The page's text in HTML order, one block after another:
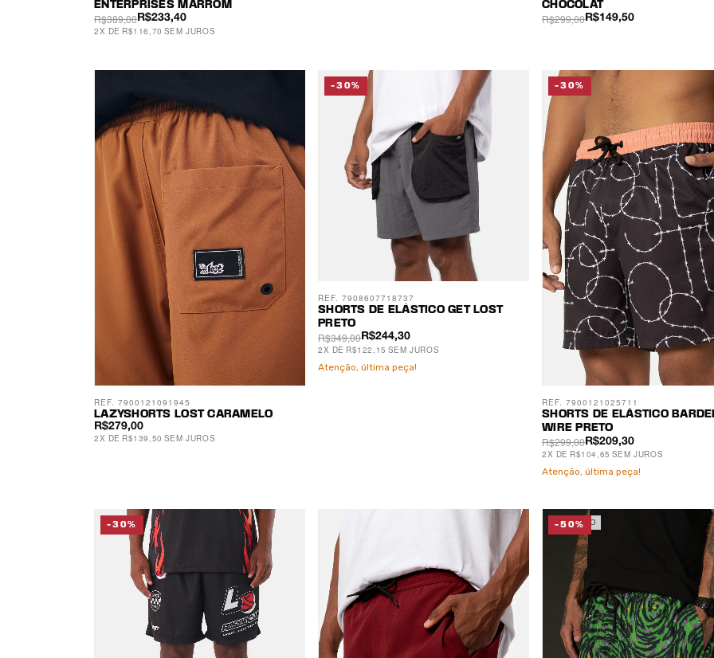
ENTERPRISES MARROM
R$233,40
R$389,00
2X DE R$116,70 SEM JUROS
CHOCOLAT
R$149,50
R$299,00
LAZYSHORTS LOST CARAMELO
R$279,00
2X DE R$139,50 SEM JUROS
REF. 7900121091945
SHORTS DE ELÁSTICO GET LOST
PRETO
R$244,30
R$349,00
2X DE R$122,15 SEM JUROS
REF. 7908607718737
-30%
Atenção, última peça!
SHORTS DE ELÁSTICO
WIRE PRETO
R$209,30
R$299,00
2X DE R$104,65 SEM JUROS
REF. 7900121025711
-30%
Atenção, última peça!
-30% ESGOTADO
-50%